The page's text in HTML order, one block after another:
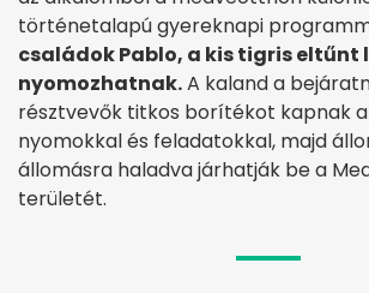
történetalapú gyereknapi
családok Pablo, a kis tigris
nyomozhatnak.A kaland a
résztvevők titkos borítékot kapnak
nyomokkal és feladatokkal, majd
állomásra haladva járhatják be a
területét.